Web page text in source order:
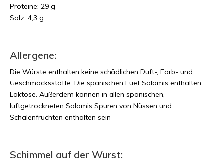
Proteine: 29 g
Salz: 4,3 g
Allergene:
Die Würste enthalten keine schädlichen Duft-, Farb- und
Geschmacksstoffe. Die spanischen Fuet Salamis enthalten
Laktose. Außerdem können in allen spanischen,
luftgetrockneten Salamis Spuren von Nüssen und
Schalenfrüchten enthalten sein.
Schimmel auf der Wurst: